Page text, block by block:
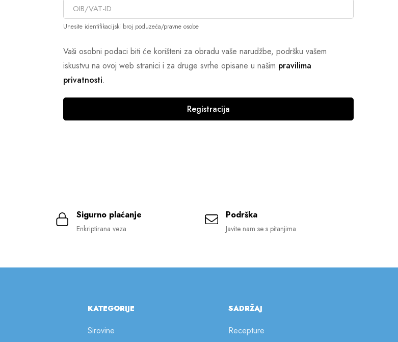
Unesite identifikacijski broj poduzeća/pravne osobe
Vaši osobni podaci biti će korišteni za obradu vaše narudžbe, podršku vašem
iskustvu na ovoj web stranici i za druge svrhe opisane u našim pravilima
privatnosti.
Registracija
Sigurno plaćanje
Enkriptirana veza
Podrška
Javite nam se s pitanjima
KATEGORIJE
Sirovine
SADRŽAJ
Recepture